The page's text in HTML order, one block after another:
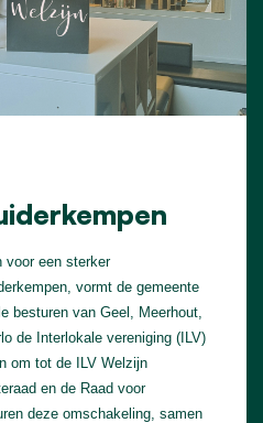
voor een sterker
vormt de gemeente
besturen van Geel, Meerhout,
de Interlokale vereniging (ILV)
om tot de ILV Welzijn
en de Raad voor
deze omschakeling, samen